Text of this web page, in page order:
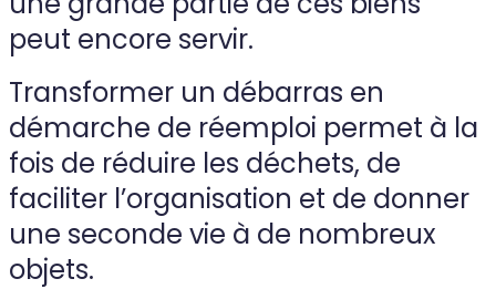
peut encore servir.
Transformer un débarras en
démarche de réemploi permet à la
fois de réduire les déchets, de
faciliter l’organisation et de donner
une seconde vie à de nombreux
objets.